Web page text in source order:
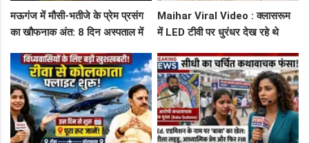
मऊगंज में मौसी-भतीजे के प्रेम प्रसंग
का खौफनाक अंत: 8 दिन अस्पताल में
आरोप!
Maihar Viral Video : क्लासरूम
में LED टीवी पर धुरंधर देख रहे थे
शिकायत